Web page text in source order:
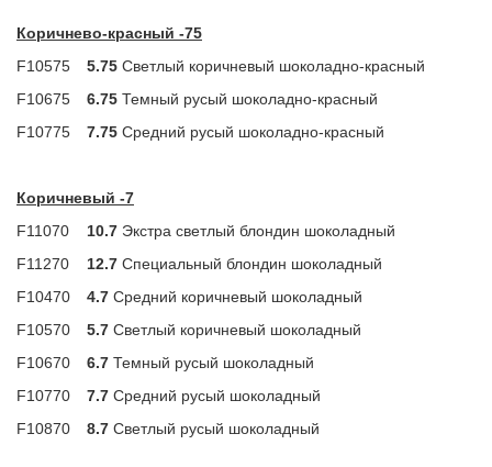
Коричнево-красный -75
F10575
5.75 Светлый коричневый шоколадно-красный
F10675
6.75 Темный русый шоколадно-красный
F10775
7.75 Средний русый шоколадно-красный
Коричневый -7
F11070
10.7 Экстра светлый блондин шоколадный
F11270
12.7 Специальный блондин шоколадный
F10470
4.7 Средний коричневый шоколадный
F10570
5.7 Светлый коричневый шоколадный
F10670
6.7 Темный русый шоколадный
F10770
7.7 Средний русый шоколадный
F10870
8.7 Светлый русый шоколадный